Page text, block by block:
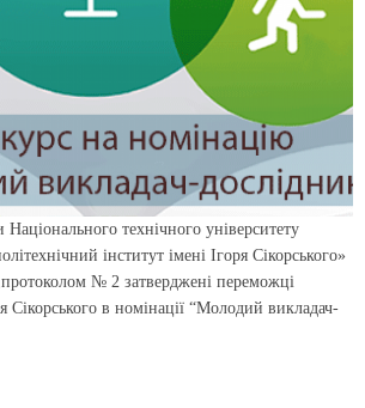
технічного університету
інститут імені Ігоря Сікорського»
№ 2 затверджені переможці
Сікорського в номінації “Молодий викладач-